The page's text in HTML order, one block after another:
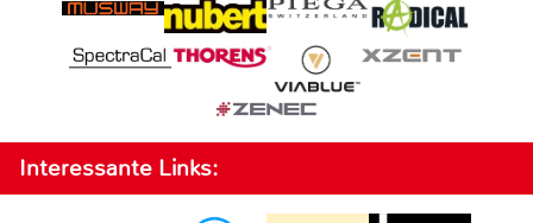
Interessante Links: